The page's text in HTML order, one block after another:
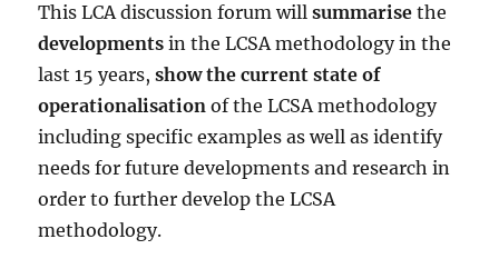
This LCA discussion forum willsummarisethe
developmentsin the LCSA methodology in the
last 15 years,show the current state of
operationalisation of the LCSA methodology
including specific examples as well as identify
needs for future developments and research in
order to further develop the LCSA
methodology.